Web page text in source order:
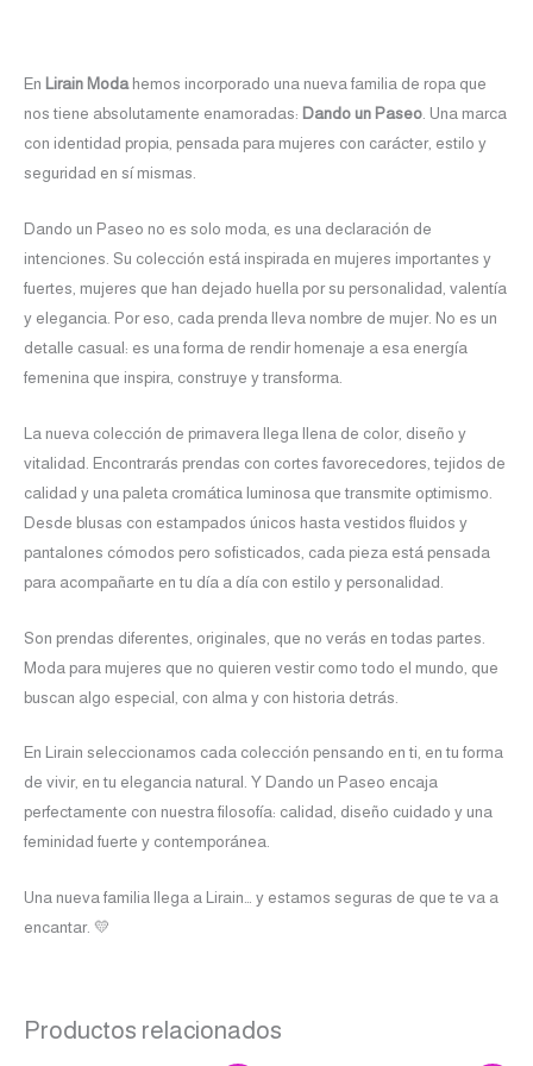
En Lirain Modahemos incorporado una nueva familia de ropa que
nos tiene absolutamente enamoradas: Dando un Paseo . Una marca
con identidad propia, pensada para mujeres con carácter, estilo y
seguridad en sí mismas.
Dando un Paseo no es solo moda, es una declaración de
intenciones. Su colección está inspirada en mujeres importantes y
fuertes, mujeres que han dejado huella por su personalidad, valentía
y elegancia. Por eso, cada prenda lleva nombre de mujer. No es un
detalle casual: es una forma de rendir homenaje a esa energía
femenina que inspira, construye y transforma.
La nueva colección de primavera llega llena de color, diseño y
vitalidad. Encontrarás prendas con cortes favorecedores, tejidos de
calidad y una paleta cromática luminosa que transmite optimismo.
Desde blusas con estampados únicos hasta vestidos fluidos y
pantalones cómodos pero sofisticados, cada pieza está pensada
para acompañarte en tu día a día con estilo y personalidad.
Son prendas diferentes, originales, que no verás en todas partes.
Moda para mujeres que no quieren vestir como todo el mundo, que
buscan algo especial, con alma y con historia detrás.
En Lirain seleccionamos cada colección pensando en ti, en tu forma
de vivir, en tu elegancia natural. Y Dando un Paseo encaja
perfectamente con nuestra filosofía: calidad, diseño cuidado y una
feminidad fuerte y contemporánea.
Una nueva familia llega a Lirain… y estamos seguras de que te va a
encantar. 💛
Productos relacionados